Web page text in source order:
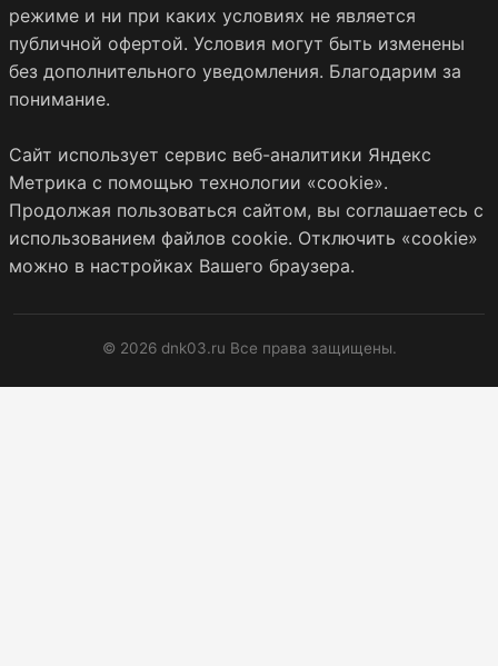
режиме и ни при каких условиях не является
публичной офертой. Условия могут быть изменены
без дополнительного уведомления. Благодарим за
понимание.
Сайт использует сервис веб-аналитики Яндекс
Метрика с помощью технологии «cookie».
Продолжая пользоваться сайтом, вы соглашаетесь с
использованием файлов cookie. Отключить «cookie»
можно в настройках Вашего браузера.
© 2026 dnk03.ru Все права защищены.